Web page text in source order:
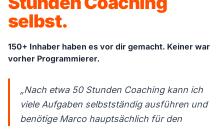
selbst.
150+ Inhaber haben es vor dir gemacht. Keiner war
vorher Programmierer.
„Nach etwa 50 Stunden Coaching kann ich
viele Aufgaben selbstständig ausführen und
benötige Marco hauptsächlich für den